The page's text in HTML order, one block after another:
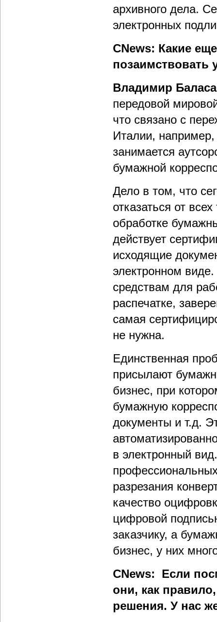
архивного дела.
электронных
CNews: Какие
позаимствовать
Владимир
передовой
что связано с
Италии, например,
занимается
бумажной
Дело в том, что
отказаться от
обработке
действует
исходящие
электронном
средствам для
распечатке,
самая
не нужна.
Единственная
присылают
бизнес, при
бумажную
документы и т.д.
в электронный
профессиональных
разрезания
качество
цифровой
заказчику, а
бизнес, у них
CNews: Если
они, как
решения. У нас